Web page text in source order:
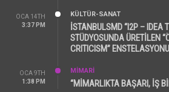
OCA 14TH
3:37 PM
KÜLTÜR-SANAT
İSTANBULSMD “I2P – IDEA
STÜDYOSUNDA ÜRETİLEN
CRITICISM”
OCA 9TH
1:38 PM
MİMARİ
“MİMARLIKTA BAŞARI, İŞ